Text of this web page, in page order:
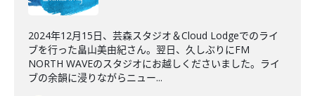
2024年12月15日、芸森スタジオ＆Cloud Lodgeでのライ
ブを行った畠山美由紀さん。翌日、久しぶりにFM
NORTH WAVEのスタジオにお越しくださいました。ライ
ブの余韻に浸りながらニュー...